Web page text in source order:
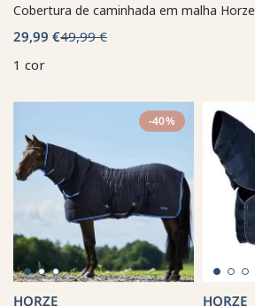
Cobertura de caminhada em malha Horze
29,99 €49,99 €
1 cor
-40%
HORZE HORZE